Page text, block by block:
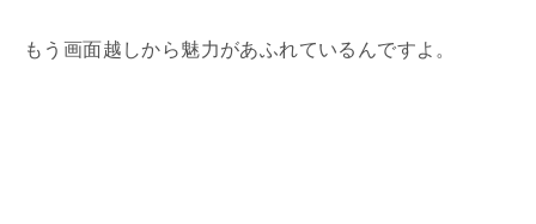
もう画面越しから魅力があふれているんですよ。